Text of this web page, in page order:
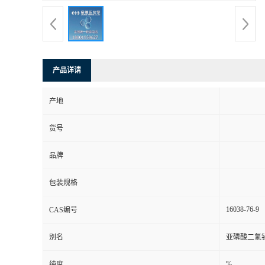
产品详请
产地
货号
品牌
包装规格
CAS编号 16038-76-9
别名 亚磷酸二氢